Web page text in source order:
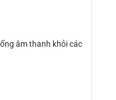
âm thanh khỏi các